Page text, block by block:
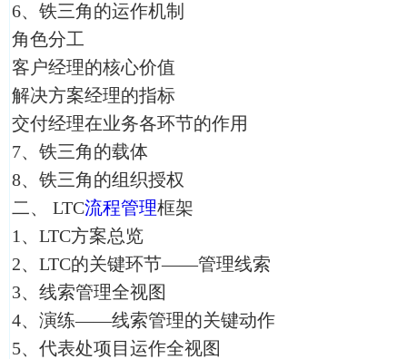
6、铁三角的运作机制
角色分工
客户经理的核心价值
解决方案经理的指标
交付经理在业务各环节的作用
7、铁三角的载体
8、铁三角的组织授权
二、 LTC流程管理框架
1、LTC方案总览
2、LTC的关键环节——管理线索
3、线索管理全视图
4、演练——线索管理的关键动作
5、代表处项目运作全视图